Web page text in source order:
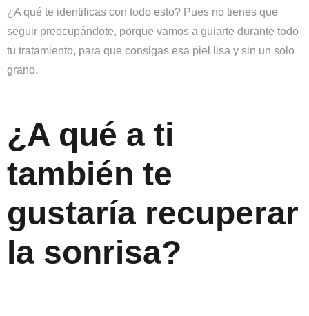
¿A qué te identificas con todo esto? Pues no tienes que
seguir preocupándote, porque vamos a guiarte durante todo
tu tratamiento, para que consigas esa piel lisa y sin un solo
grano.
¿A qué a ti
también te
gustaría recuperar
la sonrisa?